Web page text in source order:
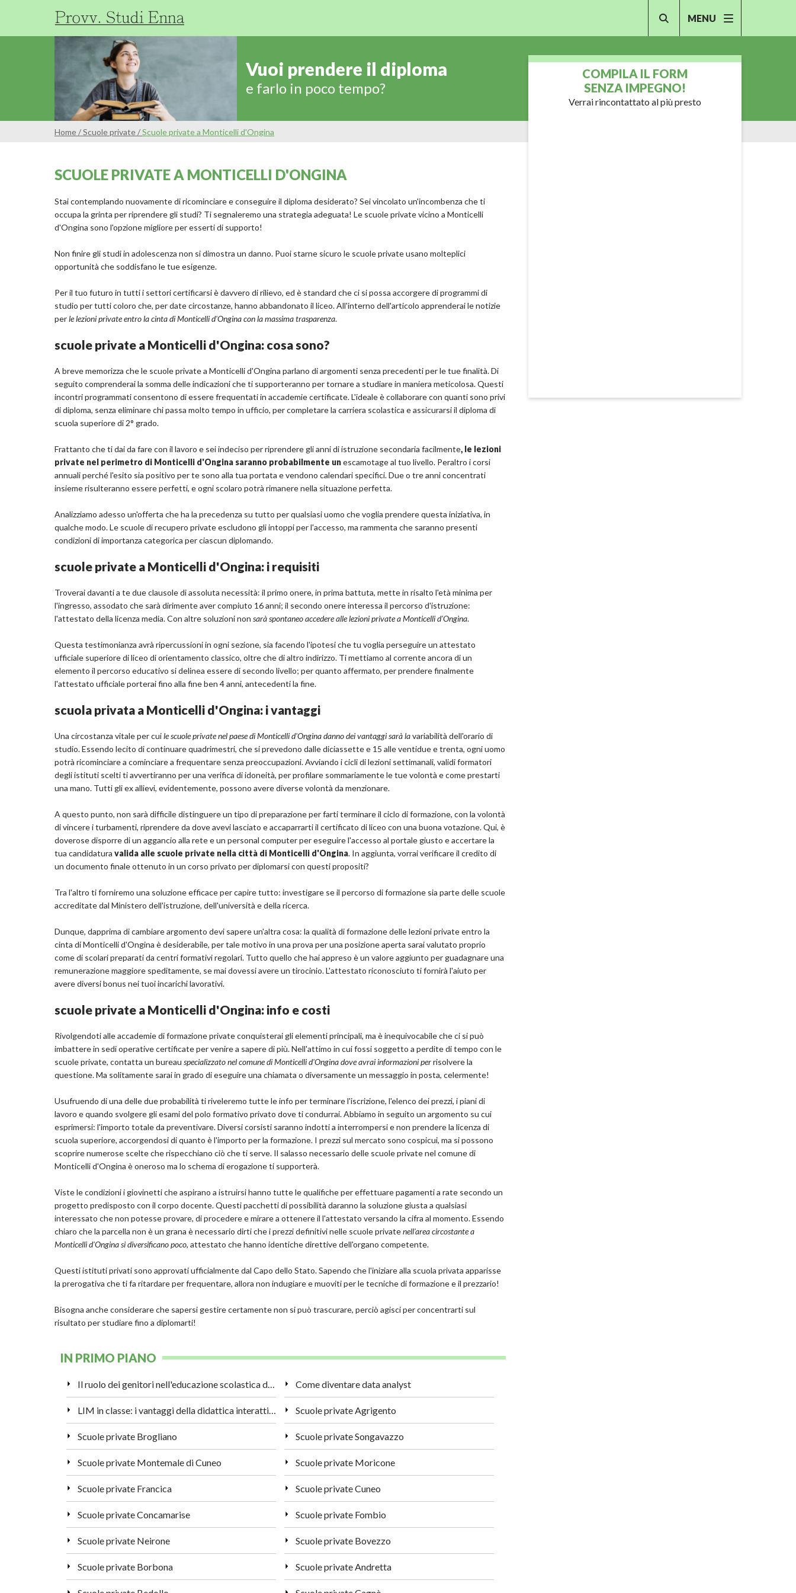
MENU
Vuoi prendere il diploma
e farlo in poco tempo?
Home/Scuole private/Scuole private a Monticelli d'Ongina
SCUOLE PRIVATE A MONTICELLI D'ONGINA
Stai contemplando nuovamente di ricominciare e conseguire il diploma desiderato? Sei vincolato un'incombenza che ti
occupa la grinta per riprendere gli studi? Ti segnaleremo una strategia adeguata! Le scuole private vicino a Monticelli
d'Ongina sono l'opzione migliore per esserti di supporto!
Non finire gli studi in adolescenza non si dimostra un danno. Puoi starne sicuro le scuole private usano molteplici
opportunità che soddisfano le tue esigenze.
Per il tuo futuro in tutti i settori certificarsi è davvero di rilievo, ed è standard che ci si possa accorgere di programmi di
studio per tutti coloro che, per date circostanze, hanno abbandonato il liceo. All'interno dell'articolo apprenderai le notizie
perle lezioni private entro la cinta di Monticelli d'Ongina con la massima trasparenza.
scuole private a Monticelli d'Ongina: cosa sono?
A breve memorizza che le scuole private a Monticelli d'Ongina parlano di argomenti senza precedenti per le tue finalità. Di
seguito comprenderai la somma delle indicazioni che ti supporteranno per tornare a studiare in maniera meticolosa. Questi
incontri programmati consentono di essere frequentati in accademie certificate. L'ideale è collaborare con quanti sono privi
di diploma, senza eliminare chi passa molto tempo in ufficio, per completare la carriera scolastica e assicurarsi il diploma di
scuola superiore di 2° grado.
Frattanto che ti dai da fare con il lavoro e sei indeciso per riprendere gli anni di istruzione secondaria facilmente, le lezioni
private nel perimetro di Monticelli d'Ongina saranno probabilmente unescamotage al tuo livello. Peraltro i corsi
annuali perché l'esito sia positivo per te sono alla tua portata e vendono calendari specifici. Due o tre anni concentrati
insieme risulteranno essere perfetti, e ogni scolaro potrà rimanere nella situazione perfetta.
Analizziamo adesso un'offerta che ha la precedenza su tutto per qualsiasi uomo che voglia prendere questa iniziativa, in
qualche modo. Le scuole di recupero private escludono gli intoppi per l'accesso, ma rammenta che saranno presenti
condizioni di importanza categorica per ciascun diplomando.
scuole private a Monticelli d'Ongina: i requisiti
Troverai davanti a te due clausole di assoluta necessità: il primo onere, in prima battuta, mette in risalto l'età minima per
l'ingresso, assodato che sarà dirimente aver compiuto 16 anni; il secondo onere interessa il percorso d'istruzione:
l'attestato della licenza media. Con altre soluzioni non sarà spontaneo accedere alle lezioni private a Monticelli d'Ongina.
Questa testimonianza avrà ripercussioni in ogni sezione, sia facendo l'ipotesi che tu voglia perseguire un attestato
ufficiale superiore di liceo di orientamento classico, oltre che di altro indirizzo. Ti mettiamo al corrente ancora di un
elemento il percorso educativo si delinea essere di secondo livello; per quanto affermato, per prendere finalmente
l'attestato ufficiale porterai fino alla fine ben 4 anni, antecedenti la fine.
scuola privata a Monticelli d'Ongina: i vantaggi
Una circostanza vitale per cuile scuole private nel paese di Monticelli d'Ongina danno dei vantaggi sarà lavariabilità dell'orario di
studio. Essendo lecito di continuare quadrimestri, che si prevedono dalle diciassette e 15 alle ventidue e trenta, ogni uomo
potrà ricominciare a cominciare a frequentare senza preoccupazioni. Avviando i cicli di lezioni settimanali, validi formatori
degli istituti scelti ti avvertiranno per una verifica di idoneità, per profilare sommariamente le tue volontà e come prestarti
una mano. Tutti gli ex allievi, evidentemente, possono avere diverse volontà da menzionare.
A questo punto, non sarà difficile distinguere un tipo di preparazione per farti terminare il ciclo di formazione, con la volontà
di vincere i turbamenti, riprendere da dove avevi lasciato e accaparrarti il certificato di liceo con una buona votazione. Qui, è
doverose disporre di un aggancio alla rete e un personal computer per eseguire l'accesso al portale giusto e accertare la
tua candidatura valida alle scuole private nella città di Monticelli d'Ongina. In aggiunta, vorrai verificare il credito di
un documento finale ottenuto in un corso privato per diplomarsi con questi propositi?
Tra l'altro ti forniremo una soluzione efficace per capire tutto: investigare se il percorso di formazione sia parte delle scuole
accreditate dal Ministero dell'istruzione, dell'università e della ricerca.
Dunque, dapprima di cambiare argomento devi sapere un'altra cosa: la qualità di formazione delle lezioni private entro la
cinta di Monticelli d'Ongina è desiderabile, per tale motivo in una prova per una posizione aperta sarai valutato proprio
come di scolari preparati da centri formativi regolari. Tutto quello che hai appreso è un valore aggiunto per guadagnare una
remunerazione maggiore speditamente, se mai dovessi avere un tirocinio. L'attestato riconosciuto ti fornirà l'aiuto per
avere diversi bonus nei tuoi incarichi lavorativi.
scuole private a Monticelli d'Ongina: info e costi
Rivolgendoti alle accademie di formazione private conquisterai gli elementi principali, ma è inequivocabile che ci si può
imbattere in sedi operative certificate per venire a sapere di più. Nell'attimo in cui fossi soggetto a perdite di tempo con le
scuole private, contatta un bureau specializzato nel comune di Monticelli d'Ongina dove avrai informazioni perrisolvere la
questione. Ma solitamente sarai in grado di eseguire una chiamata o diversamente un messaggio in posta, celermente!
Usufruendo di una delle due probabilità ti riveleremo tutte le info per terminare l'iscrizione, l'elenco dei prezzi, i piani di
lavoro e quando svolgere gli esami del polo formativo privato dove ti condurrai. Abbiamo in seguito un argomento su cui
esprimersi: l'importo totale da preventivare. Diversi corsisti saranno indotti a interrompersi e non prendere la licenza di
scuola superiore, accorgendosi di quanto è l'importo per la formazione. I prezzi sul mercato sono cospicui, ma si possono
scoprire numerose scelte che rispecchiano ciò che ti serve. Il salasso necessario delle scuole private nel comune di
Monticelli d'Ongina è oneroso ma lo schema di erogazione ti supporterà.
Viste le condizioni i giovinetti che aspirano a istruirsi hanno tutte le qualifiche per effettuare pagamenti a rate secondo un
progetto predisposto con il corpo docente. Questi pacchetti di possibilità daranno la soluzione giusta a qualsiasi
interessato che non potesse provare, di procedere e mirare a ottenere il l'attestato versando la cifra al momento. Essendo
chiaro che la parcella non è un grana è necessario dirti che i prezzi definitivi nelle scuole privatenell'area circostante a
Monticelli d'Ongina si diversificano poco, attestato che hanno identiche direttive dell'organo competente.
Questi istituti privati sono approvati ufficialmente dal Capo dello Stato. Sapendo che l'iniziare alla scuola privata apparisse
la prerogativa che ti fa ritardare per frequentare, allora non indugiare e muoviti per le tecniche di formazione e il prezzario!
Bisogna anche considerare che sapersi gestire certamente non si può trascurare, perciò agisci per concentrarti sul
risultato per studiare fino a diplomarti!
COMPILA IL FORM
SENZA IMPEGNO!
Verrai rincontattato al più presto
IN PRIMO PIANO
Il ruolo dei genitori nell'educazione scolastica dei figli Come diventare data analyst
LIM in classe: i vantaggi della didattica interattiva Scuole private Agrigento
Scuole private Brogliano Scuole private Songavazzo
Scuole private Montemale di Cuneo Scuole private Moricone
Scuole private Francica Scuole private Cuneo
Scuole private Concamarise Scuole private Fombio
Scuole private Neirone Scuole private Bovezzo
Scuole private Borbona Scuole private Andretta